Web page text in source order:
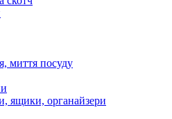
миття посуду
ящики, органайзери